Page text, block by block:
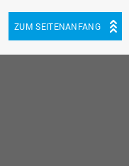
ZUM SEITENANFANG